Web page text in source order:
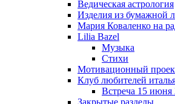
Ведическая астрология
Изделия из бумажной
Мария Коваленко на
Lilia Bazel
Музыка
Cтихи
Мотивационный
Клуб любителей
Встреча 15 июня
Закрытые разделы